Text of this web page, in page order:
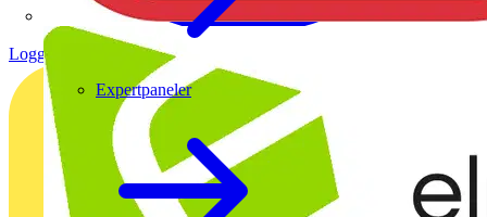
Expertpaneler
Logga in Registrera dig